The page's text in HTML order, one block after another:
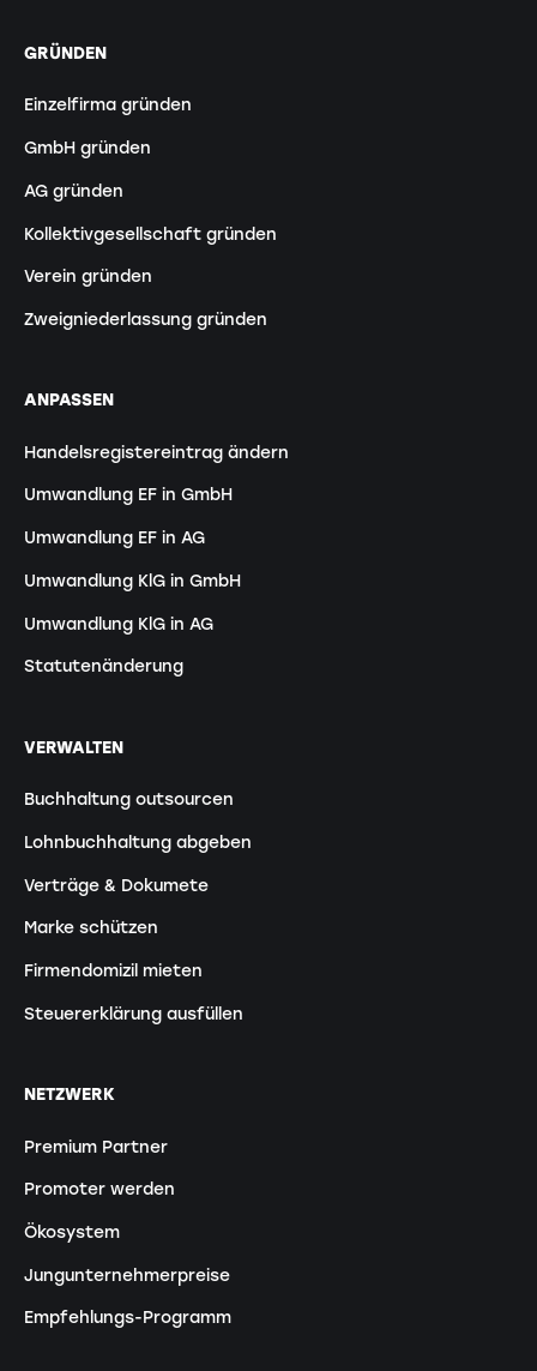
GRÜNDEN
Einzelfirma gründen
GmbH gründen
AG gründen
Kollektivgesellschaft gründen
Verein gründen
Zweigniederlassung gründen
ANPASSEN
Handelsregistereintrag ändern
Umwandlung EF in GmbH
Umwandlung EF in AG
Umwandlung KlG in GmbH
Umwandlung KlG in AG
Statutenänderung
VERWALTEN
Buchhaltung outsourcen
Lohnbuchhaltung abgeben
Verträge & Dokumete
Marke schützen
Firmendomizil mieten
Steuererklärung ausfüllen
NETZWERK
Premium Partner
Promoter werden
Ökosystem
Jungunternehmerpreise
Empfehlungs-Programm